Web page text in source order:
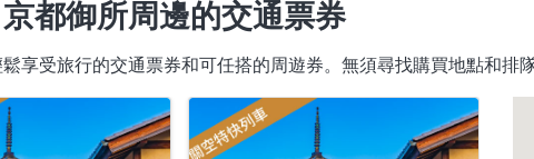
都御所周邊的交通票券
享受旅行的交通票券和可任搭的周遊券。無須尋找購買地點和排